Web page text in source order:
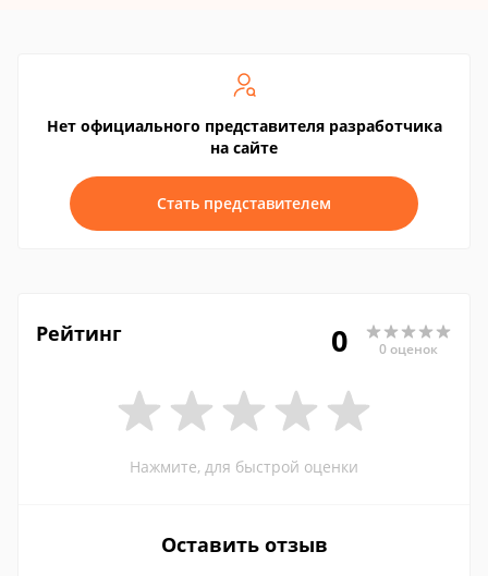
Нет официального представителя разработчика
на сайте
Стать представителем
Рейтинг 0 0 оценок
Нажмите, для быстрой оценки
Оставить отзыв